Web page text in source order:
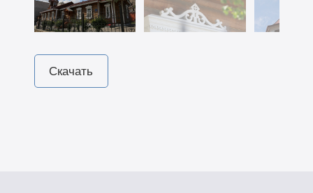
Скачать